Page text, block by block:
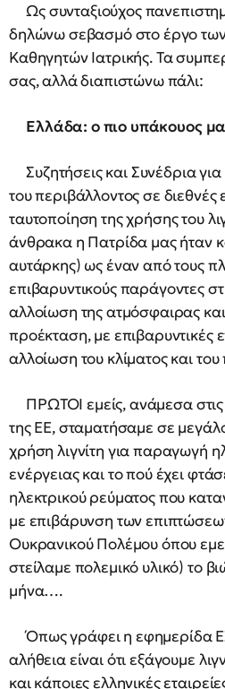
Ως συνταξιούχος
δηλώνω σεβασμό στο έργο
Καθηγητών Ιατρικής. Τα
σας, αλλά διαπιστώνω πάλι:
Ελλάδα: ο πιο υπάκουος
Συζητήσεις και Συνέδρια
του περιβάλλοντος σε διεθνές
ταυτοποίηση της χρήσης του
άνθρακα η Πατρίδα μας ήταν
αυτάρκης) ως έναν από τους
επιβαρυντικούς παράγοντες
αλλοίωση της ατμόσφαιρας
προέκταση, με επιβαρυντικές
αλλοίωση του κλίματος και
ΠΡΩΤΟΙ εμείς, ανάμεσα
της ΕΕ, σταματήσαμε σε
χρήση λιγνίτη για παραγωγή
ενέργειας και το πού έχει
ηλεκτρικού ρεύματος που
με επιβάρυνση των
Ουκρανικού Πολέμου όπου
στείλαμε πολεμικό υλικό) το
μήνα….
Όπως γράφει η εφημερίδα
αλήθεια είναι ότι εξάγουμε
και κάποιες ελληνικές